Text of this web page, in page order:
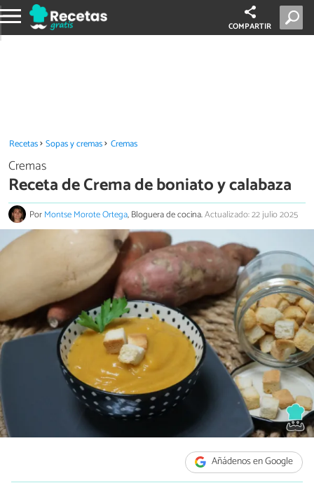
COMPARTIR
Recetas Sopas y cremas Cremas
Cremas
Receta de Crema de boniato y calabaza
PorMontse Morote Ortega, Bloguera de cocina.Actualizado: 22 julio 2025
Añádenos en Google